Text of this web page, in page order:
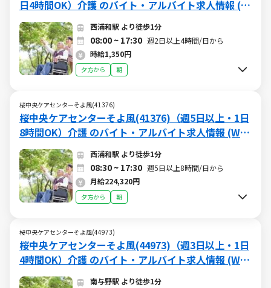
日4時間OK）介護 のバイト・アルバイト求人情報 (W
015508735)（日勤）西浦和駅 より徒歩1分
08:00 ~ 17:30 週2日以上4時間/日から
時給1,350円
夕方から 朝
桜中央ケアセンターそよ風(41376)
桜中央ケアセンターそよ風(41376)（週5日以上・1日
8時間OK）介護 のバイト・アルバイト求人情報 (W01
5510089)（日勤）西浦和駅 より徒歩1分
08:30 ~ 17:30 週5日以上8時間/日から
月給224,320円
夕方から 朝
桜中央ケアセンターそよ風(44973)
桜中央ケアセンターそよ風(44973)（週3日以上・1日
4時間OK）介護 のバイト・アルバイト求人情報 (W01
5510457)（日勤）南与野駅 より徒歩1分